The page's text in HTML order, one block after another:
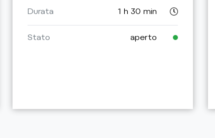
Durata 1 h 30 min
Stato aperto